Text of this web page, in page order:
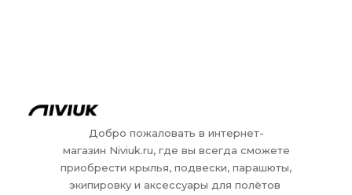
Добро пожаловать в интернет-
магазин Niviuk.ru, где вы всегда сможете
приобрести крылья, подвески, парашюты,
экипировку и аксессуары для полётов